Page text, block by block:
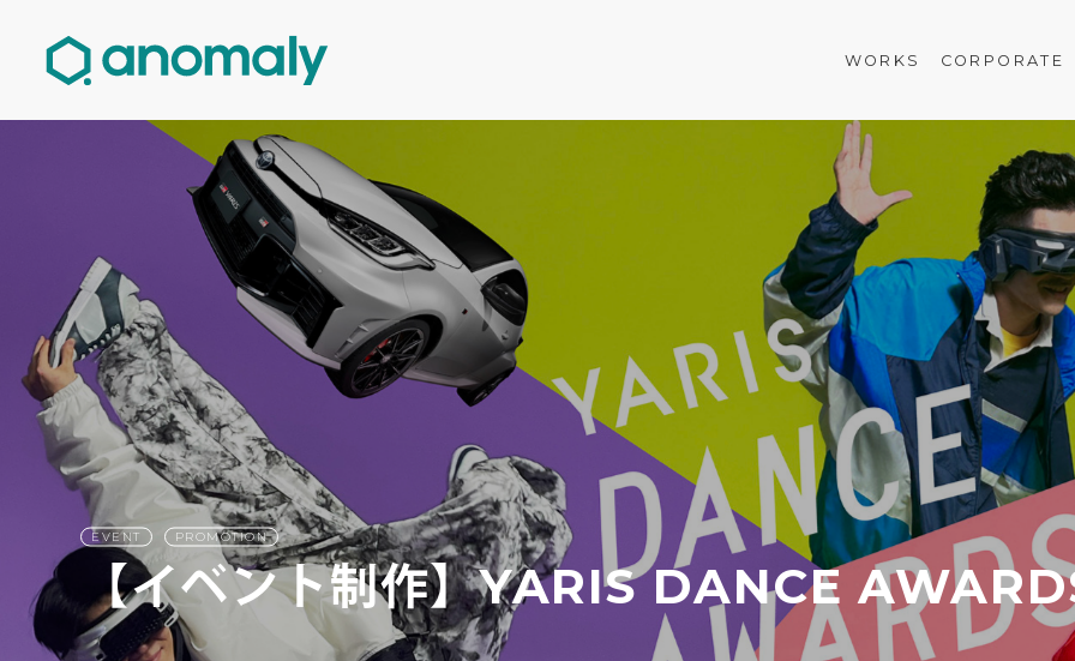
WORKS CORPORATE
EVENT PROMOTION
【イベント制作】YARIS DANCE